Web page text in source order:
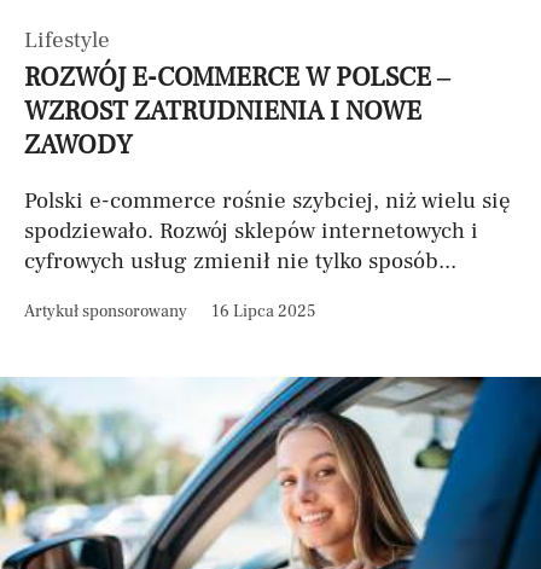
Lifestyle
ROZWÓJ E-COMMERCE W POLSCE –
WZROST ZATRUDNIENIA I NOWE
ZAWODY
Polski e-commerce rośnie szybciej, niż wielu się
spodziewało. Rozwój sklepów internetowych i
cyfrowych usług zmienił nie tylko sposób...
Artykuł sponsorowany 16 Lipca 2025